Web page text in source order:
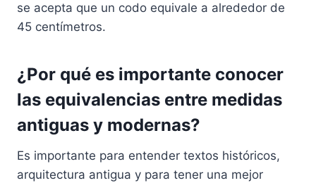
se acepta que un codo equivale a alrededor de
45 centímetros.
¿Por qué es importante conocer
las equivalencias entre medidas
antiguas y modernas?
Es importante para entender textos históricos,
arquitectura antigua y para tener una mejor